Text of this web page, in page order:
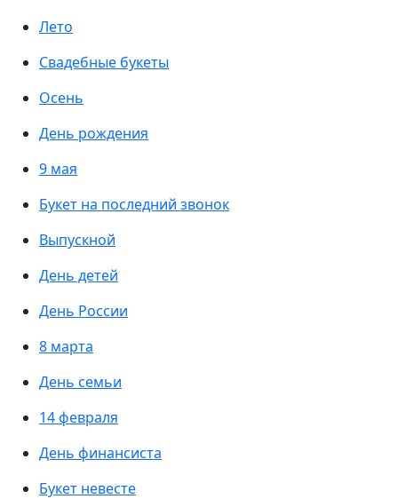
Лето
Свадебные букеты
Осень
День рождения
9 мая
Букет на последний звонок
Выпускной
День детей
День России
8 марта
День семьи
14 февраля
День финансиста
Букет невесте